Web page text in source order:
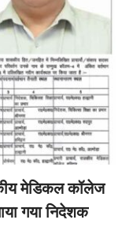
मेडिकल कॉलेज
गया निदेशक